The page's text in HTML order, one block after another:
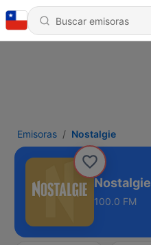
Emisoras Nostalgie
Nostalgie
100.0 FM